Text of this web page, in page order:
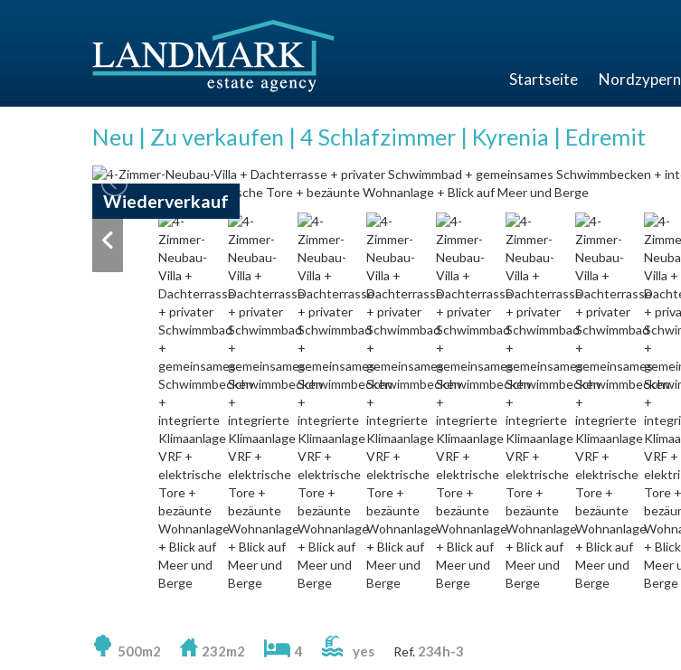
Startseite Nordzypern
Neu | Zu verkaufen | 4 Schlafzimmer | Kyrenia | Edremit
Wiederverkauf
500m2 232m2 4 yes Ref. 234h-3